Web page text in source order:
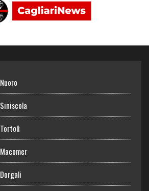
Nuoro
Siniscola
Tortolì
Macomer
Dorgali